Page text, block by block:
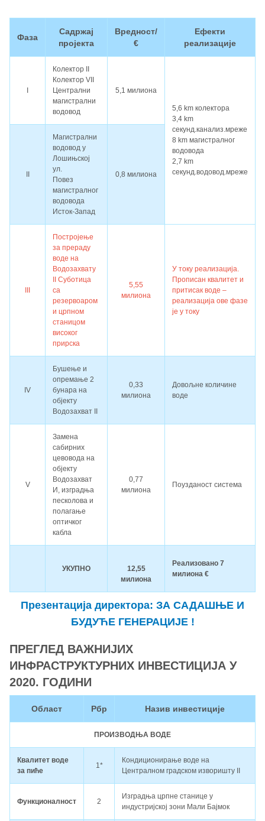
Фаза
Садржај
пројекта
Вредност/
€
Ефекти
реализације
I
Колектор II
Колектор VII
Централни
магистрални
водовод
5,1 милиона
5,6 km колектора
3,4 km
секунд.канализ.мреже
8 km магистралног
водовода
2,7 km
секунд.водовод.мреже
II
Магистрални
водовод у
Лошињској
ул.
Повез
магистралног
водовода
Исток-Запад
0,8 милиона
III
Постројење
за прераду
воде на
Водозахвату
II Суботица
са
резервоаром
и црпном
станицом
високог
прирска
5,55
милиона
У току реализација.
Прописан квалитет и
притисак воде –
реализација ове фазе
је у току
IV
Бушење и
опремање 2
бунара на
објекту
Водозахват II
0,33
милиона
Довољне количине
воде
V
Замена
сабирних
цевовода на
објекту
Водозахват
И, изградња
песколова и
полагање
оптичког
кабла
0,77
милиона
Поузданост система
УКУПНО
12,55
милиона
Реализовано 7
милиона €
Презентација директора: ЗА САДАШЊЕ И
БУДУЋЕ ГЕНЕРАЦИЈЕ !
ПРЕГЛЕД ВАЖНИЈИХ
ИНФРАСТРУКТУРНИХ ИНВЕСТИЦИЈА У
2020. ГОДИНИ
Област Рбр Назив инвестиције
ПРОИЗВОДЊА ВОДЕ
Квалитет воде
за пиће
1*
Кондиционирање воде на
Централном градском изворишту II
Функционалност 2
Изградња црпне станице у
индустријској зони Мали Бајмок